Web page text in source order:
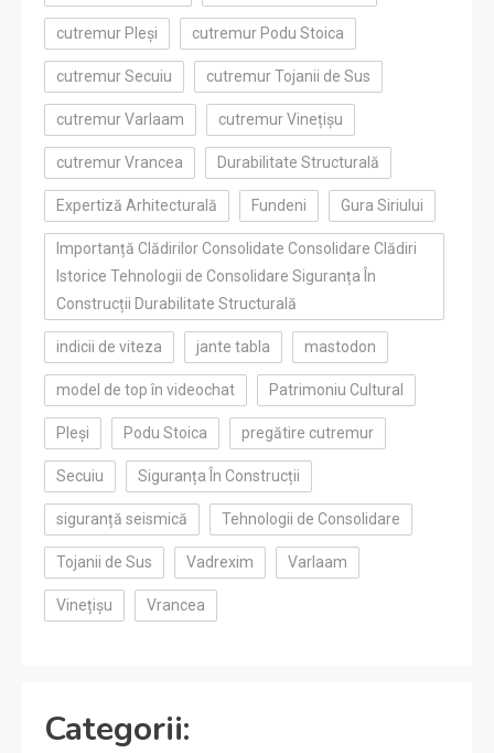
cutremur Pleși cutremur Podu Stoica
cutremur Secuiu cutremur Tojanii de Sus
cutremur Varlaam cutremur Vinețișu
cutremur Vrancea Durabilitate Structurală
Expertiză Arhitecturală Fundeni Gura Siriului
Importanță Clădirilor Consolidate Consolidare Clădiri
Istorice Tehnologii de Consolidare Siguranța În
Construcții Durabilitate Structurală
indicii de viteza jante tabla mastodon
model de top în videochat Patrimoniu Cultural
Pleși Podu Stoica pregătire cutremur
Secuiu Siguranța În Construcții
siguranță seismică Tehnologii de Consolidare
Tojanii de Sus Vadrexim Varlaam
Vinețișu Vrancea
Categorii: